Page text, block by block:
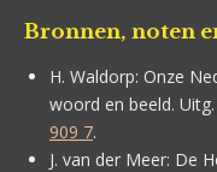
Bronnen, noten
H. Waldorp: Onze
woord en beeld.
909 7.
J. van der Meer: De